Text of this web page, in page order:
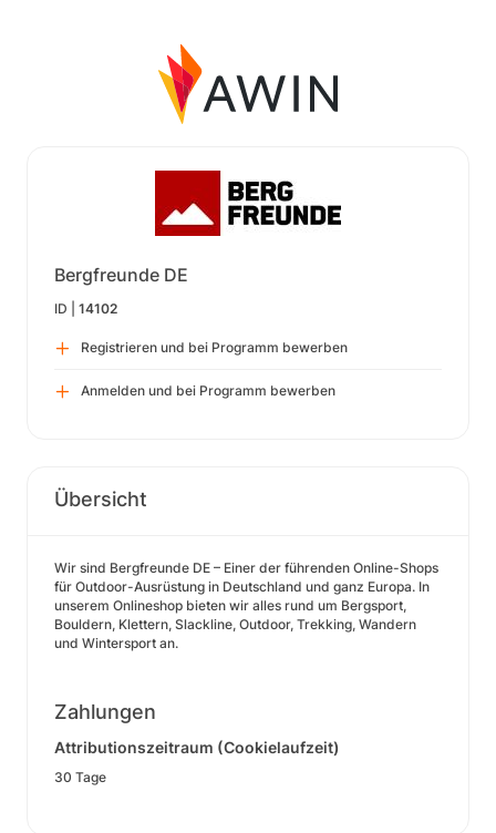
Bergfreunde DE
ID | 14102
Registrieren und bei Programm bewerben
Anmelden und bei Programm bewerben
Übersicht
Wir sind Bergfreunde DE – Einer der führenden Online-Shops
für Outdoor-Ausrüstung in Deutschland und ganz Europa. In
unserem Onlineshop bieten wir alles rund um Bergsport,
Bouldern, Klettern, Slackline, Outdoor, Trekking, Wandern
und Wintersport an.
Zahlungen
Attributionszeitraum (Cookielaufzeit)
30 Tage